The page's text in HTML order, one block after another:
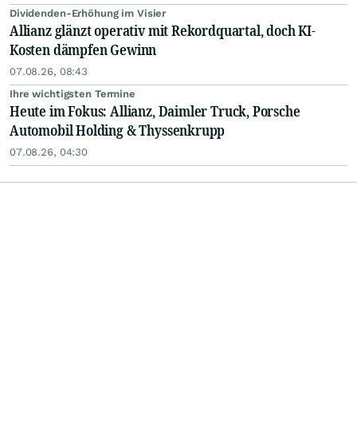
Dividenden-Erhöhung im Visier
Allianz glänzt operativ mit Rekordquartal, doch KI-
Kosten dämpfen Gewinn
07.08.26, 08:43
Ihre wichtigsten Termine
Heute im Fokus: Allianz, Daimler Truck, Porsche
Automobil Holding & Thyssenkrupp
07.08.26, 04:30